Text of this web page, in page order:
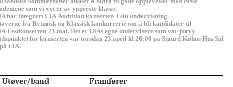
som vi vet er av ypperste klasse.
har integrert UiA Audtition konserten i sin undervisning.
fra Rytmisk og Klassisk konkurrerte om å bli kandidater til
Festkonserten 21.mai. Det er UiAs egne undervisere som var juryy
for konserten var torsdag 23.april kl 20:00 på Sigurd Køhns Hus Sal
UiA.
Utøver/band
Framfører